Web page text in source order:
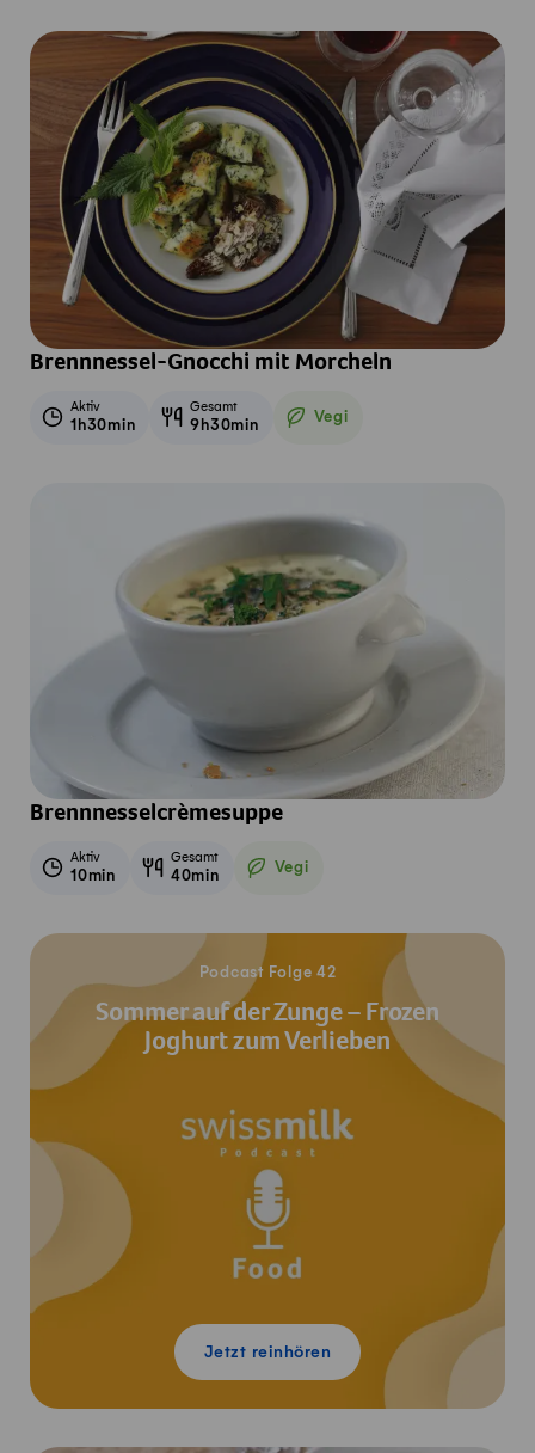
Brennnessel-Gnocchi mit Morcheln
Aktiv
1h30min
Gesamt
9h30min Vegi
Vegetarisch
Brennnesselcrèmesuppe
Aktiv
10min
Gesamt
40min Vegi
Vegetarisch
Podcast Folge 42
Sommer auf der Zunge – Frozen
Joghurt zum Verlieben
Jetzt reinhören
Jetzt reinhören